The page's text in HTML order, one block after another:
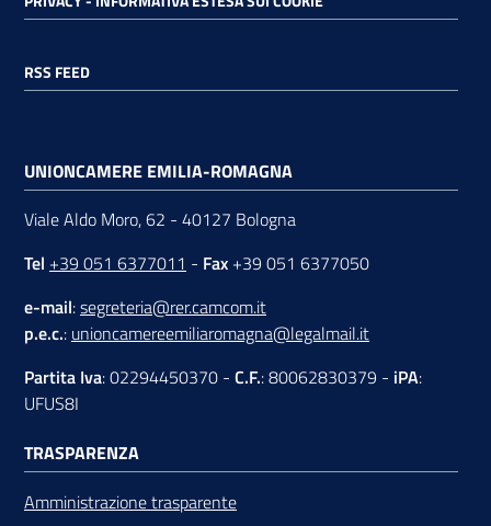
RSS FEED
UNIONCAMERE EMILIA-ROMAGNA
Viale Aldo Moro, 62 - 40127 Bologna
Tel +39 051 6377011 - Fax +39 051 6377050
e-mail:segreteria@rer.camcom.it
p.e.c.: unioncamereemiliaromagna@legalmail.it
Partita Iva: 02294450370 - C.F.: 80062830379 - iPA:
UFUS8I
TRASPARENZA
Amministrazione trasparente